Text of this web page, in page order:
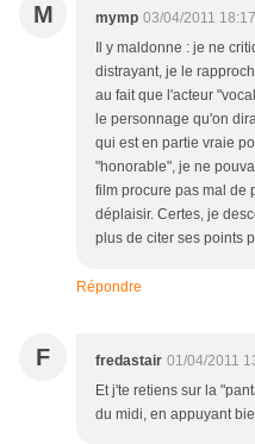
M mymp 03/04/2011 18:17
Il y maldonne : je ne
distrayant, je le
au fait que l'acteur
le personnage qu'on
qui est en partie vraie
"honorable", je ne
film procure pas mal de
déplaisir. Certes, je
plus de citer ses points
Répondre
F fredastair 01/04/2011
Et j'te retiens sur la
du midi, en appuyant